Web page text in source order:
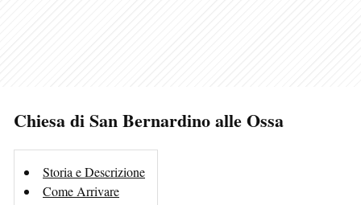
Chiesa di San Bernardino alle Ossa
Storia e Descrizione
Come Arrivare